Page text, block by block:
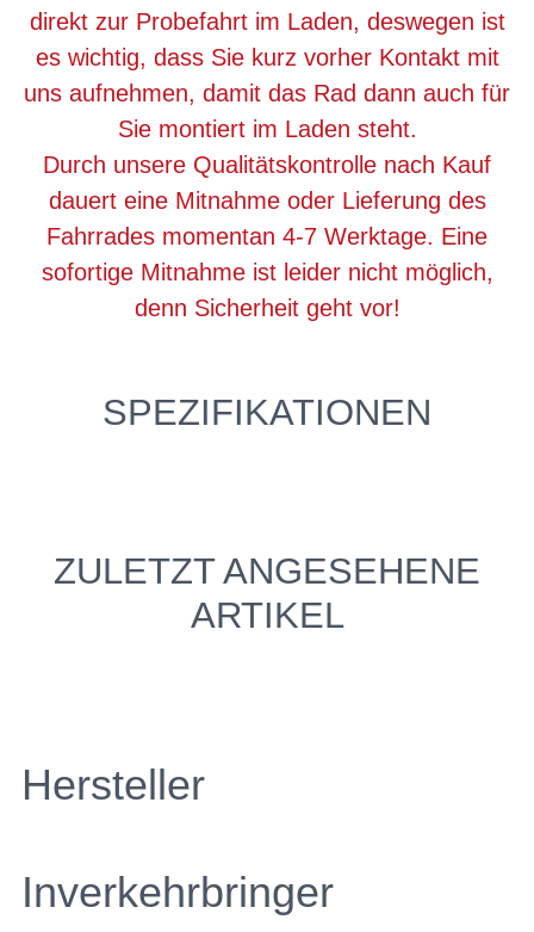
direkt zur Probefahrt im Laden, deswegen ist
es wichtig, dass Sie kurz vorher Kontakt mit
uns aufnehmen, damit das Rad dann auch für
Sie montiert im Laden steht.
Durch unsere Qualitätskontrolle nach Kauf
dauert eine Mitnahme oder Lieferung des
Fahrrades momentan 4-7 Werktage. Eine
sofortige Mitnahme ist leider nicht möglich,
denn Sicherheit geht vor!
SPEZIFIKATIONEN
ZULETZT ANGESEHENE
ARTIKEL
Hersteller
Inverkehrbringer